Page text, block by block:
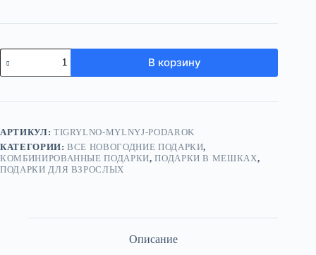
Количество
товара
Тигрыльно
мыльный
В корзину
АРТИКУЛ: TIGRYLNO-MYLNYJ-PODAROK
КАТЕГОРИИ:ВСЕ НОВОГОДНИЕ ПОДАРКИ,
КОМБИНИРОВАННЫЕ ПОДАРКИ,ПОДАРКИ В МЕШКАХ,
ПОДАРКИ ДЛЯ ВЗРОСЛЫХ
Описание